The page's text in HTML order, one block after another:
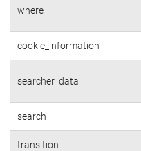
where
cookie_information
searcher_data
search
transition